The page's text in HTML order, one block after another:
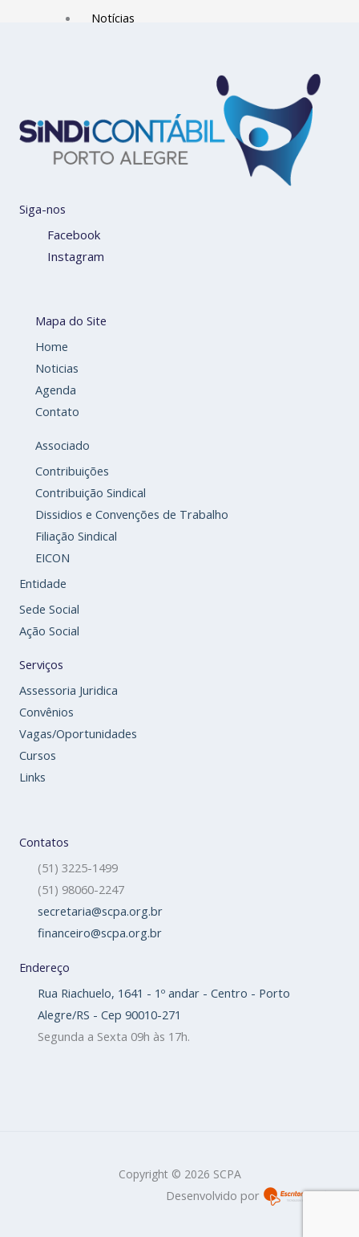
Notícias
X
Siga-nos
Facebook
Instagram
Mapa do Site
Home
Noticias
Agenda
Contato
Associado
Contribuições
Contribuição Sindical
Dissidios e Convenções de Trabalho
Filiação Sindical
EICON
Entidade
Sede Social
Ação Social
Serviços
Assessoria Juridica
Convênios
Vagas/Oportunidades
Cursos
Links
Contatos
(51) 3225-1499
(51) 98060-2247
secretaria@scpa.org.br
financeiro@scpa.org.br
Endereço
Rua Riachuelo, 1641 - 1º andar - Centro - Porto
Alegre/RS - Cep 90010-271
Segunda a Sexta 09h às 17h.
Copyright © 2026 SCPA
Desenvolvido por